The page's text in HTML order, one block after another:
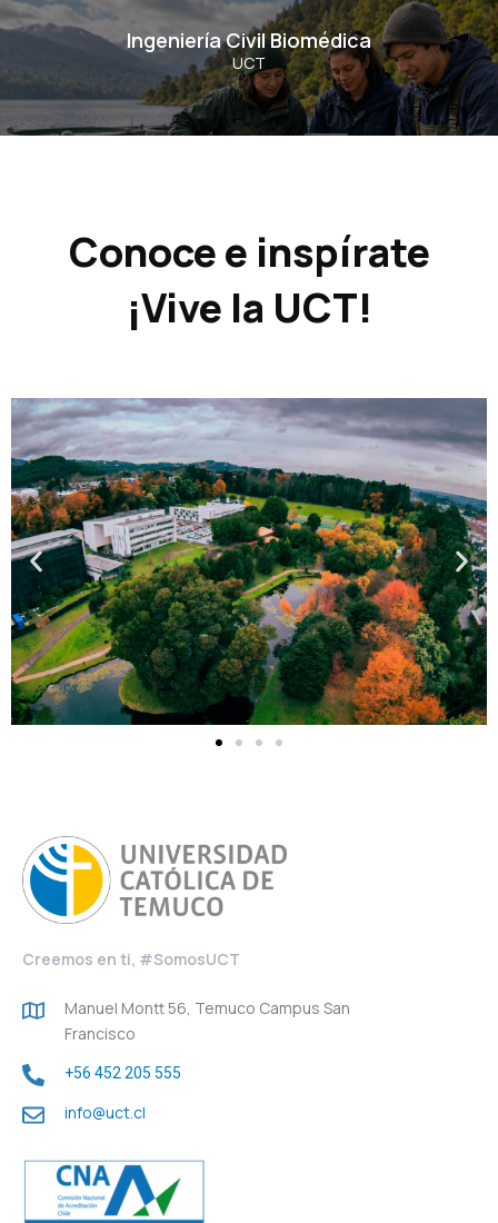
Ingeniería Civil Biomédica
UCT
Ingeniería Civil Biomédica
Ver Carrera
Conoce e inspírate
¡Vive la UCT!
Creemos en ti, #SomosUCT
Manuel Montt 56, Temuco Campus San
Francisco
+56 452 205 555
info@uct.cl